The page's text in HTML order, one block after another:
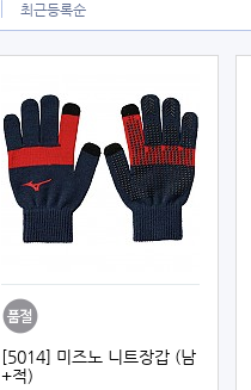
최근등록순
[5014] 미즈노 니트장갑 (남
+적)